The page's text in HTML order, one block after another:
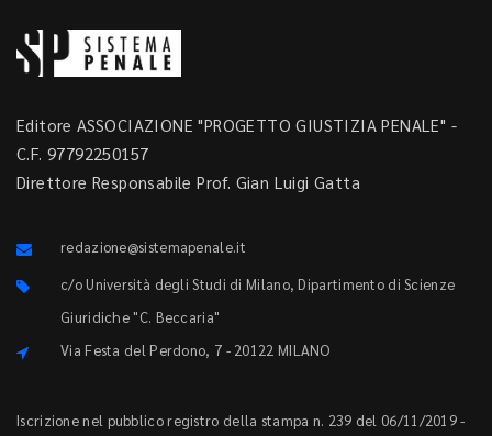
Editore ASSOCIAZIONE "PROGETTO GIUSTIZIA PENALE" -
C.F. 97792250157
Direttore Responsabile Prof. Gian Luigi Gatta
redazione@sistemapenale.it
c/o Università degli Studi di Milano, Dipartimento di Scienze
Giuridiche "C. Beccaria"
Via Festa del Perdono, 7 - 20122 MILANO
Iscrizione nel pubblico registro della stampa n. 239 del 06/11/2019 -